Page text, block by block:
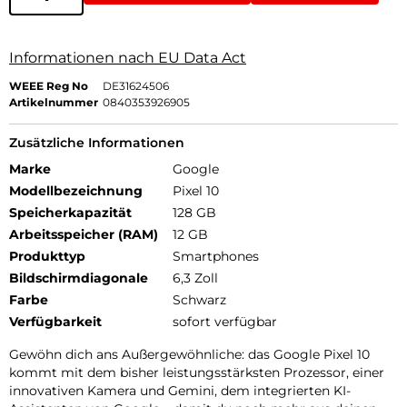
Informationen nach EU Data Act
WEEE Reg No
DE31624506
Artikelnummer 0840353926905
Zusätzliche Informationen
Marke
Google
Modellbezeichnung
Pixel 10
Speicherkapazität
128 GB
Arbeitsspeicher (RAM)
12 GB
Produkttyp
Smartphones
Bildschirmdiagonale
6,3 Zoll
Farbe
Schwarz
Verfügbarkeit
sofort verfügbar
Gewöhn dich ans Außergewöhnliche: das Google Pixel 10
kommt mit dem bisher leistungsstärksten Prozessor, einer
innovativen Kamera und Gemini, dem integrierten KI-